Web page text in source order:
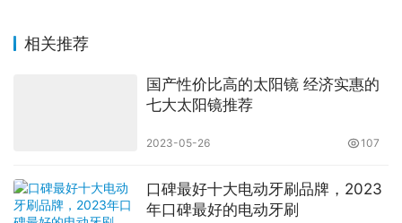
相关推荐
国产性价比高的太阳镜 经济实惠的
七大太阳镜推荐
2023-05-26 107
口碑最好十大电动牙刷品牌，2023
年口碑最好的电动牙刷